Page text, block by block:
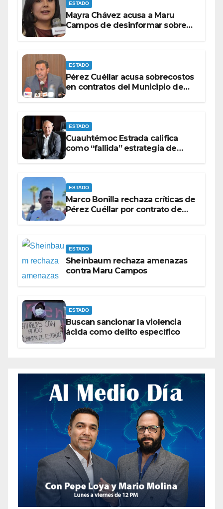
ESTADO
Mayra Chávez acusa a Maru
Campos de desinformar sobre
ESTADO
Pérez Cuéllar acusa sobrecostos
en contratos del Municipio de
ESTADO
Cuauhtémoc Estrada califica
como “fallida” estrategia de
ESTADO
Marco Bonilla rechaza críticas de
Pérez Cuéllar por contrato de
ESTADO
Sheinbaum rechaza amenazas
contra Maru Campos
ESTADO
Buscan sancionar la violencia
ácida como delito específico